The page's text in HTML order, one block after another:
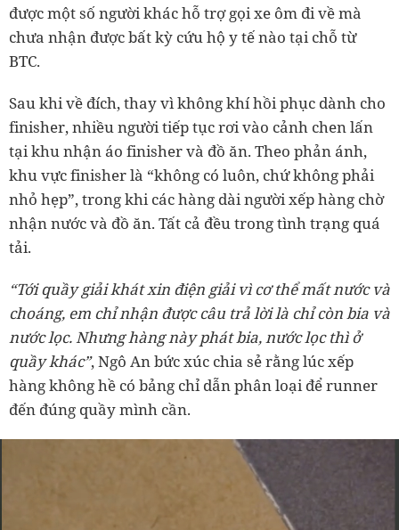
được một số người khác hỗ trợ gọi xe ôm đi về mà
chưa nhận được bất kỳ cứu hộ y tế nào tại chỗ từ
BTC.
Sau khi về đích, thay vì không khí hồi phục dành cho
finisher, nhiều người tiếp tục rơi vào cảnh chen lấn
tại khu nhận áo finisher và đồ ăn. Theo phản ánh,
khu vực finisher là “không có luôn, chứ không phải
nhỏ hẹp”, trong khi các hàng dài người xếp hàng chờ
nhận nước và đồ ăn. Tất cả đều trong tình trạng quá
tải.
“Tới quầy giải khát xin điện giải vì cơ thể mất nước và
choáng, em chỉ nhận được câu trả lời là chỉ còn bia và
nước lọc. Nhưng hàng này phát bia, nước lọc thì ở
quầy khác”, Ngô An bức xúc chia sẻ rằng lúc xếp
hàng không hề có bảng chỉ dẫn phân loại để runner
đến đúng quầy mình cần.